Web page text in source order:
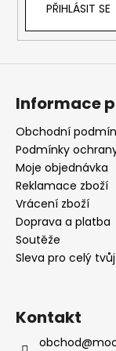
PŘIHLÁSIT SE
Informace
Obchodní
Podmínky
Moje objednávka
Reklamace zboží
Vrácení zboží
Doprava a platba
Soutěže
Sleva pro celý
Kontakt
obchod@